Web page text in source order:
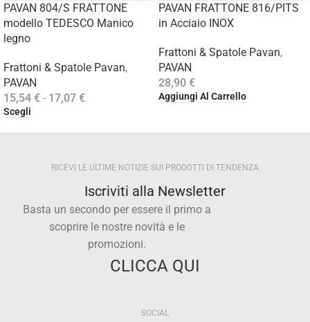
PAVAN 804/S FRATTONE
modello TEDESCO Manico
legno
Frattoni & Spatole Pavan,
PAVAN
15,54 € - 17,07 €
Scegli
PAVAN FRATTONE 816/PITS
in Acciaio INOX
Frattoni & Spatole Pavan,
PAVAN
28,90 €
Aggiungi Al Carrello
RICEVI LE ULTIME NOTIZIE SUI PRODOTTI DI TENDENZA
Iscriviti alla Newsletter
Basta un secondo per essere il primo a
scoprire le nostre novità e le
promozioni.
CLICCA QUI
SOCIAL